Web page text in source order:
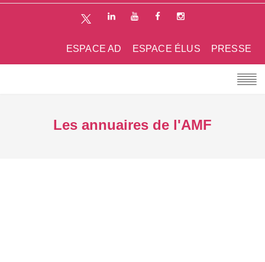
PRESSE
ESPACE ÉLUS
ESPACE AD
Les annuaires de l'AMF